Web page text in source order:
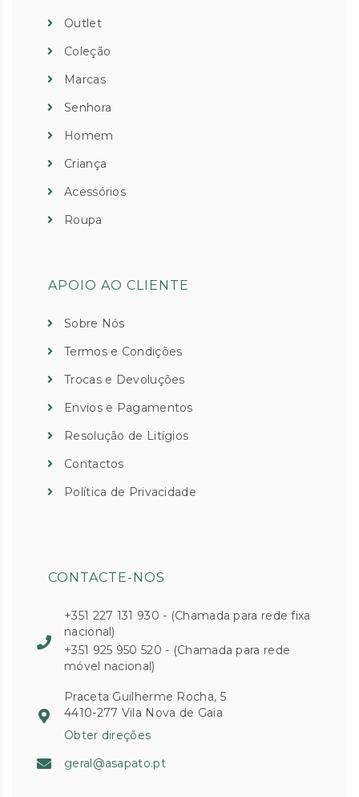
Outlet
Coleção
Marcas
Senhora
Homem
Criança
Acessórios
Roupa
APOIO AO CLIENTE
Sobre Nós
Termos e Condições
Trocas e Devoluções
Envios e Pagamentos
Resolução de Litígios
Contactos
Política de Privacidade
CONTACTE-NOS
+351 227 131 930 - (Chamada para rede fixa
nacional)
+351 925 950 520 - (Chamada para rede
móvel nacional)
Praceta Guilherme Rocha, 5
4410-277 Vila Nova de Gaia
Obter direções
geral@asapato.pt